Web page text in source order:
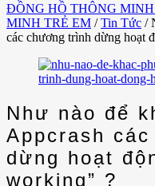
ĐỒNG HỒ THÔNG
MINH TRẺ EM / Tin Tức /
các chương trình dừng hoạt
Như nào để
Appcrash
dừng hoạt
working” ?